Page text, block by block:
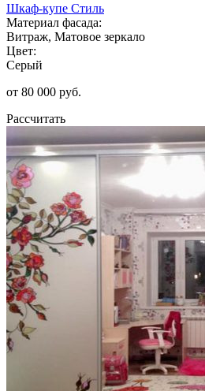
Шкаф-купе Стиль
Материал фасада:
Витраж, Матовое зеркало
Цвет:
Серый
от 80 000 руб.
Рассчитать